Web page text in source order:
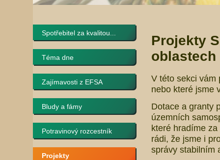
Spotřebitel za kvalitou...
Téma dne
Zajímavosti z EFSA
Bludy a fámy
Potravinový rozcestník
Projekty
Projekty
V této sekci vám
nebo které jsme
Dotace a granty
územních
které hradíme
rádi, že jsme i
správy stabilním